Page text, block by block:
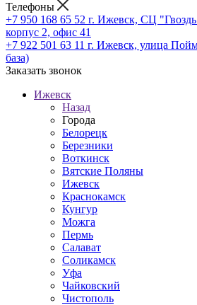
Телефоны
+7 950 168 65 52 г. Ижевск, СЦ
корпус 2, офис 41
+7 922 501 63 11 г. Ижевск, улица
база)
Заказать звонок
Ижевск
Назад
Города
Белорецк
Березники
Воткинск
Вятские Поляны
Ижевск
Краснокамск
Кунгур
Можга
Пермь
Салават
Соликамск
Уфа
Чайковский
Чистополь